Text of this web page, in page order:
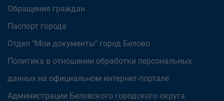
Обращения граждан
Паспорт города
Отдел "Мои документы" город Белово
Политика в отношении обработки персональных
данных на официальном интернет-портале
Администрации Беловского городского округа